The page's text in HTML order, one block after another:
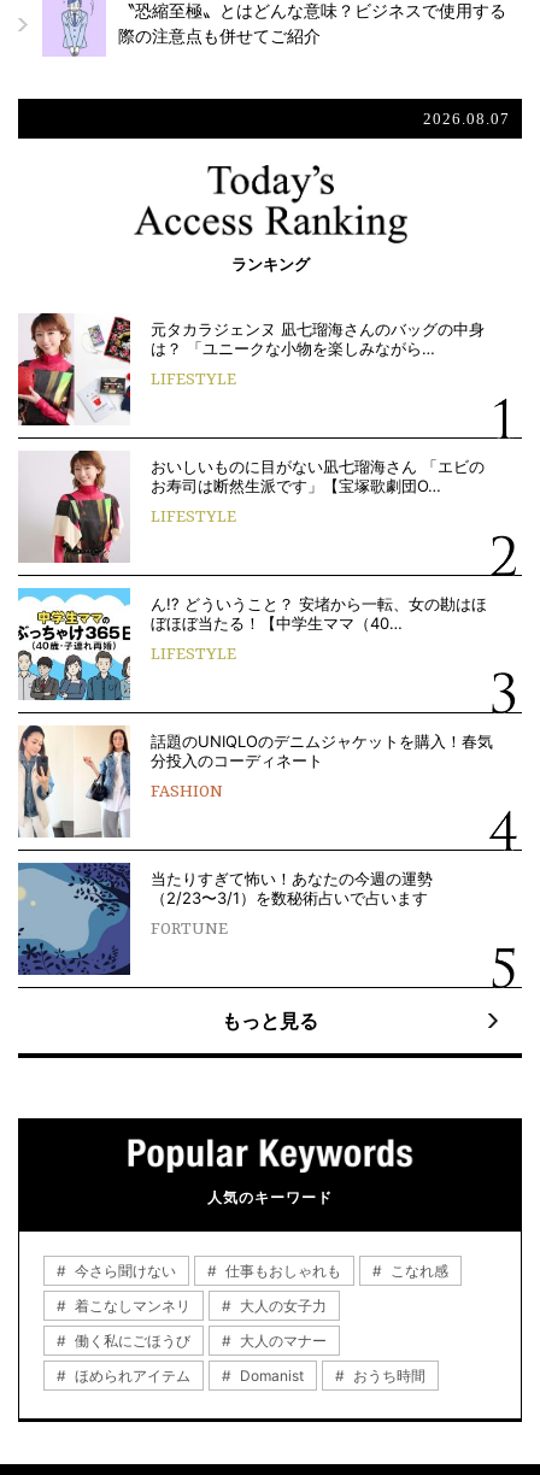
〝恐縮至極〟とはどんな意味？ビジネスで使用する
際の注意点も併せてご紹介
2026.08.07
ランキング
元タカラジェンヌ 凪七瑠海さんのバッグの中身
は？ 「ユニークな小物を楽しみながら…
LIFESTYLE
おいしいものに目がない凪七瑠海さん 「エビの
お寿司は断然生派です」【宝塚歌劇団O…
LIFESTYLE
ん!? どういうこと？ 安堵から一転、女の勘はほ
ぼほぼ当たる！【中学生ママ（40…
LIFESTYLE
話題のUNIQLOのデニムジャケットを購入！春気
分投入のコーディネート
FASHION
当たりすぎて怖い！あなたの今週の運勢
（2/23〜3/1）を数秘術占いで占います
FORTUNE
もっと見る
人気のキーワード
今さら聞けない 仕事もおしゃれも
こなれ感
着こなしマンネリ
大人の女子力
働く私にごほうび
大人のマナー
ほめられアイテム
Domanist おうち時間